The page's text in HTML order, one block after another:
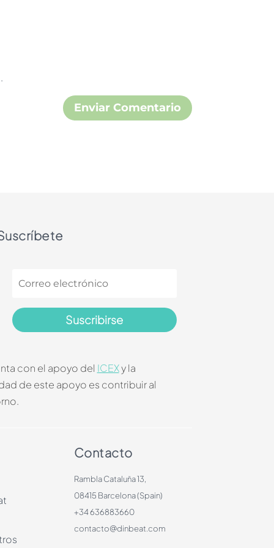
Suscribirse
con el apoyo del ICEXy la
de este apoyo es contribuir al
Contacto
Rambla Cataluña 13,
08415 Barcelona (Spain)
+34 636883660
contacto@dinbeat.com